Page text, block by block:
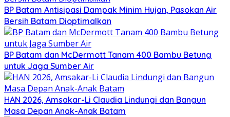
BP Batam Antisipasi Dampak Minim Hujan, Pasokan Air
Bersih Batam Dioptimalkan
BP Batam dan McDermott Tanam 400 Bambu Betung
untuk Jaga Sumber Air
HAN 2026, Amsakar-Li Claudia Lindungi dan Bangun
Masa Depan Anak-Anak Batam